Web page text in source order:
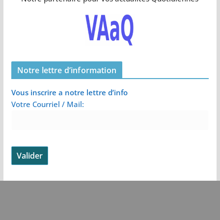
Notre lettre d’information
Vous inscrire a notre lettre d’info
Votre Courriel / Mail: